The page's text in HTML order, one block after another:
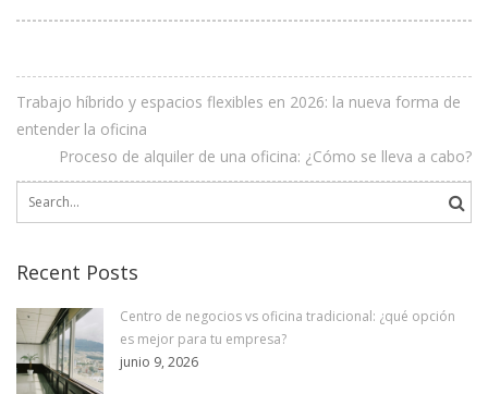
Trabajo híbrido y espacios flexibles en 2026: la nueva forma de
entender la oficina
Proceso de alquiler de una oficina: ¿Cómo se lleva a cabo?
Search
Recent Posts
Centro de negocios vs oficina tradicional: ¿qué opción
es mejor para tu empresa?
junio 9, 2026